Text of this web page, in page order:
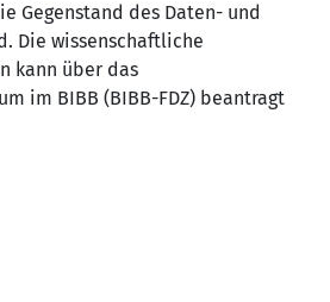
Gegenstand des Daten- und
Die wissenschaftliche
kann über das
im BIBB (BIBB-FDZ) beantragt